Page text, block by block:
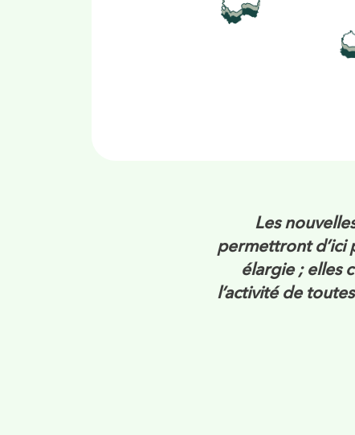
Les
permettront d’ici
élargie ; elles
l’activité de